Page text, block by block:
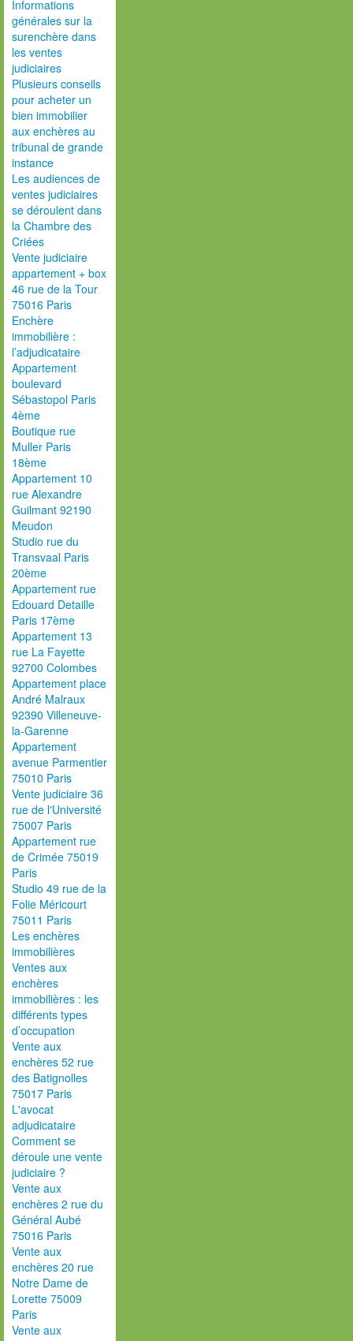
Informations
générales sur la
surenchère dans
les ventes
judiciaires
Plusieurs conseils
pour acheter un
bien immobilier
aux enchères au
tribunal de grande
instance
Les audiences de
ventes judiciaires
se déroulent dans
la Chambre des
Criées
Vente judiciaire
appartement + box
46 rue de la Tour
75016 Paris
Enchère
immobilière :
l’adjudicataire
Appartement
boulevard
Sébastopol Paris
4ème
Boutique rue
Muller Paris
18ème
Appartement 10
rue Alexandre
Guilmant 92190
Meudon
Studio rue du
Transvaal Paris
20ème
Appartement rue
Edouard Detaille
Paris 17ème
Appartement 13
rue La Fayette
92700 Colombes
Appartement place
André Malraux
92390 Villeneuve-
la-Garenne
Appartement
avenue Parmentier
75010 Paris
Vente judiciaire 36
rue de l'Université
75007 Paris
Appartement rue
de Crimée 75019
Paris
Studio 49 rue de la
Folie Méricourt
75011 Paris
Les enchères
immobilières
Ventes aux
enchères
immobilières : les
différents types
d’occupation
Vente aux
enchères 52 rue
des Batignolles
75017 Paris
L'avocat
adjudicataire
Comment se
déroule une vente
judiciaire ?
Vente aux
enchères 2 rue du
Général Aubé
75016 Paris
Vente aux
enchères 20 rue
Notre Dame de
Lorette 75009
Paris
Vente aux